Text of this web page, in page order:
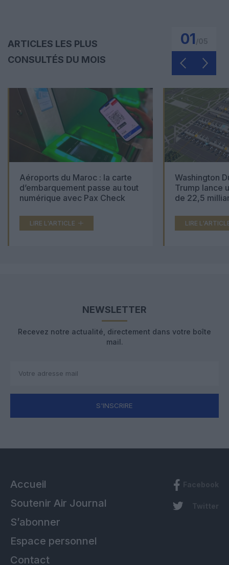
ARTICLES LES PLUS
CONSULTÉS DU MOIS
01
Aéroports du Maroc : la carte
d’embarquement passe au tout
numérique avec Pax Check
LIRE L'ARTICLE
Washington
Trump lance
de 22,5
LIRE
NEWSLETTER
Recevez notre actualité, directement dans votre boîte
mail.
S'INSCRIRE
Accueil
Soutenir Air Journal
S’abonner
Espace personnel
Contact